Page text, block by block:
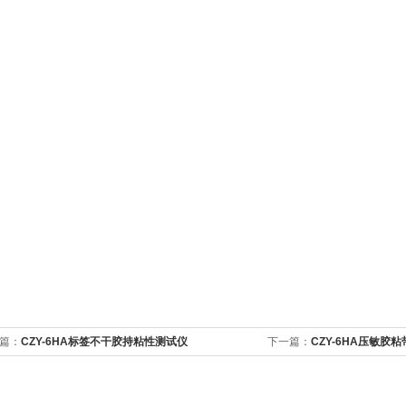
： CZY-6HA标签不干胶持粘性测试仪 下一篇： CZY-6HA压敏胶粘